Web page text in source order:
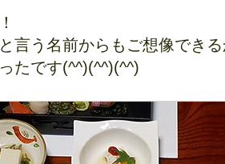
言う名前からもご想像でき
たです(^^)(^^)(^^)